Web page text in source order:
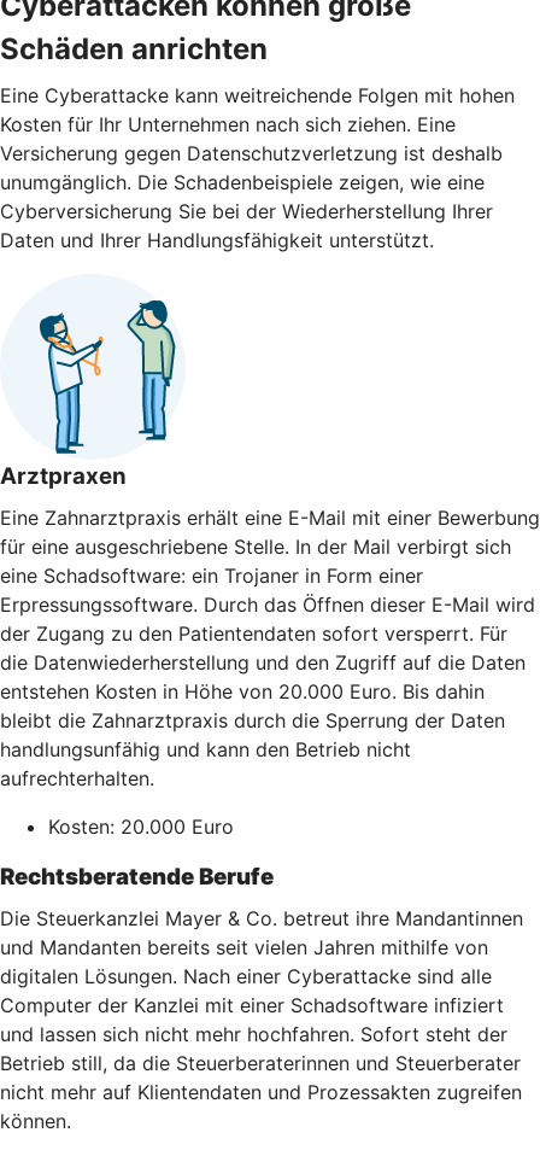
Schäden anrichten
Eine Cyberattacke kann weitreichende Folgen mit hohen
Kosten für Ihr Unternehmen nach sich ziehen. Eine
Versicherung gegen Daten­schutz­verletzung ist deshalb
unumgänglich. Die Schaden­beispiele zeigen, wie eine
Cyberversicherung Sie bei der Wieder­herstellung Ihrer
Daten und Ihrer Handlungs­fähigkeit unterstützt.
Arztpraxen
Eine Zahnarztpraxis erhält eine E-Mail mit einer Bewerbung
für eine ausgeschriebene Stelle. In der Mail verbirgt sich
eine Schadsoftware: ein Trojaner in Form einer
Erpressungssoftware. Durch das Öffnen dieser E-Mail wird
der Zugang zu den Patientendaten sofort versperrt. Für
die Datenwiederherstellung und den Zugriff auf die Daten
entstehen Kosten in Höhe von 20.000 Euro. Bis dahin
bleibt die Zahnarztpraxis durch die Sperrung der Daten
handlungsunfähig und kann den Betrieb nicht
aufrechterhalten.
Kosten: 20.000 Euro
Rechtsberatende Berufe
Die Steuerkanzlei Mayer & Co. betreut ihre Mandantinnen
und Mandanten bereits seit vielen Jahren mithilfe von
digitalen Lösungen. Nach einer Cyberattacke sind alle
Computer der Kanzlei mit einer Schadsoftware infiziert
und lassen sich nicht mehr hochfahren. Sofort steht der
Betrieb still, da die Steuerberaterinnen und Steuerberater
nicht mehr auf Klientendaten und Prozessakten zugreifen
können.